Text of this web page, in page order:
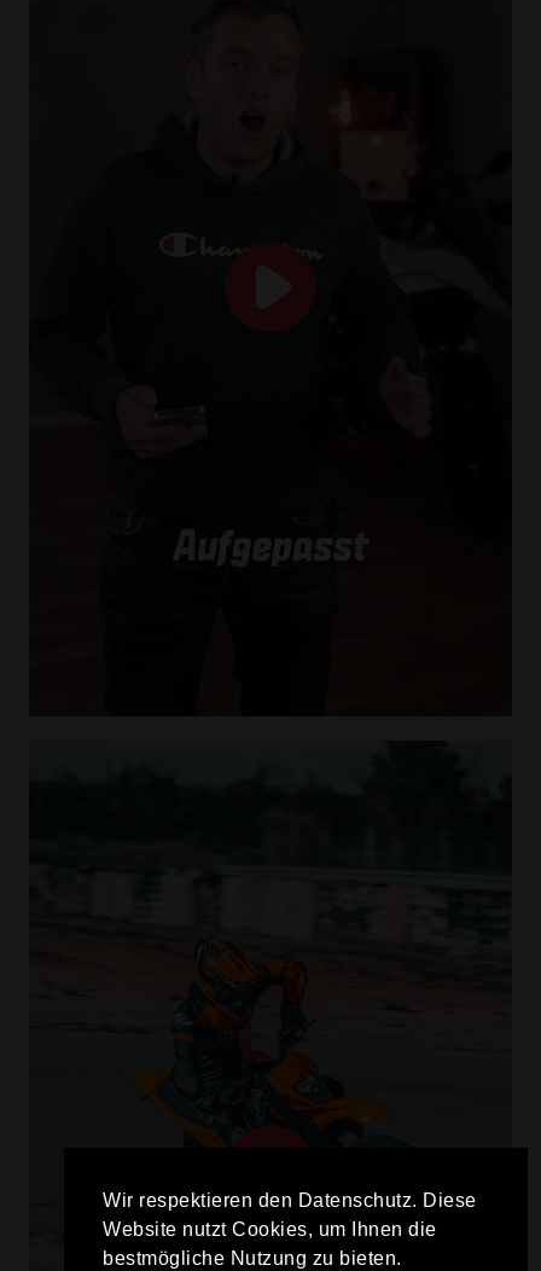
Wir respektieren den Datenschutz. Diese
Website nutzt Cookies, um Ihnen die
bestmögliche Nutzung zu bieten.